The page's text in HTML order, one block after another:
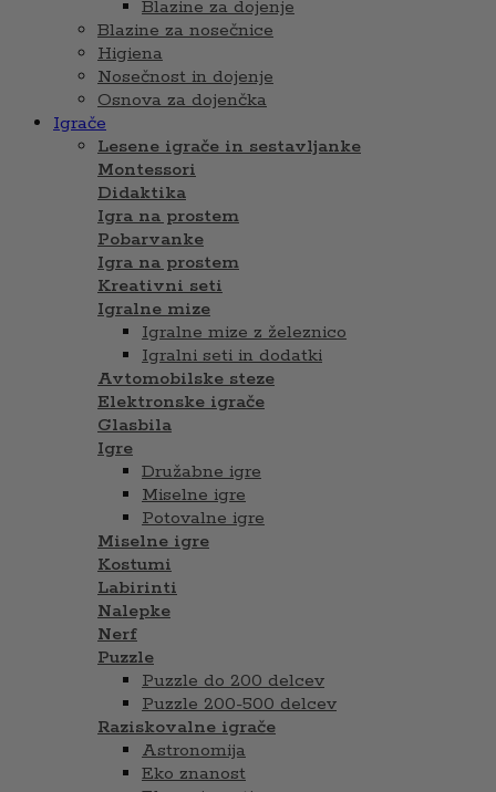
Blazine za dojenje
Blazine za nosečnice
Higiena
Nosečnost in dojenje
Osnova za dojenčka
Igrače
Lesene igrače in sestavljanke
Montessori
Didaktika
Igra na prostem
Pobarvanke
Igra na prostem
Kreativni seti
Igralne mize
Igralne mize z železnico
Igralni seti in dodatki
Avtomobilske steze
Elektronske igrače
Glasbila
Igre
Družabne igre
Miselne igre
Potovalne igre
Miselne igre
Kostumi
Labirinti
Nalepke
Nerf
Puzzle
Puzzle do 200 delcev
Puzzle 200-500 delcev
Raziskovalne igrače
Astronomija
Eko znanost